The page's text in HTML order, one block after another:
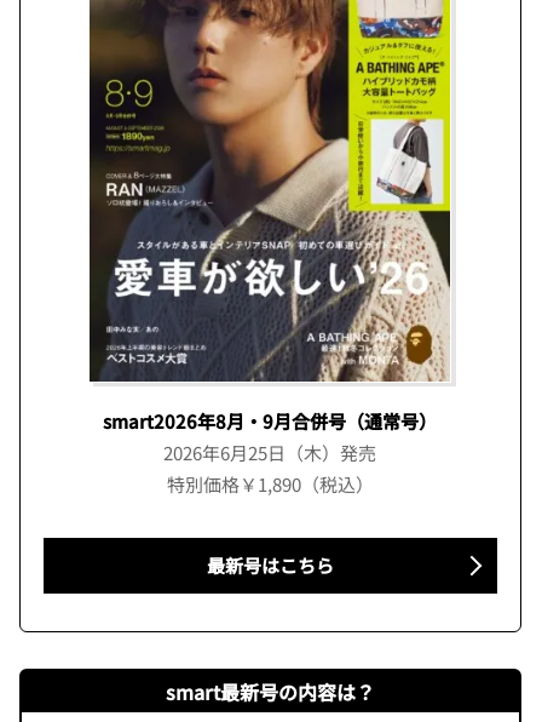
smart2026年8月・9月合併号（通常号）
2026年6月25日（木）発売
特別価格￥1,890（税込）
最新号はこちら
smart最新号の内容は？